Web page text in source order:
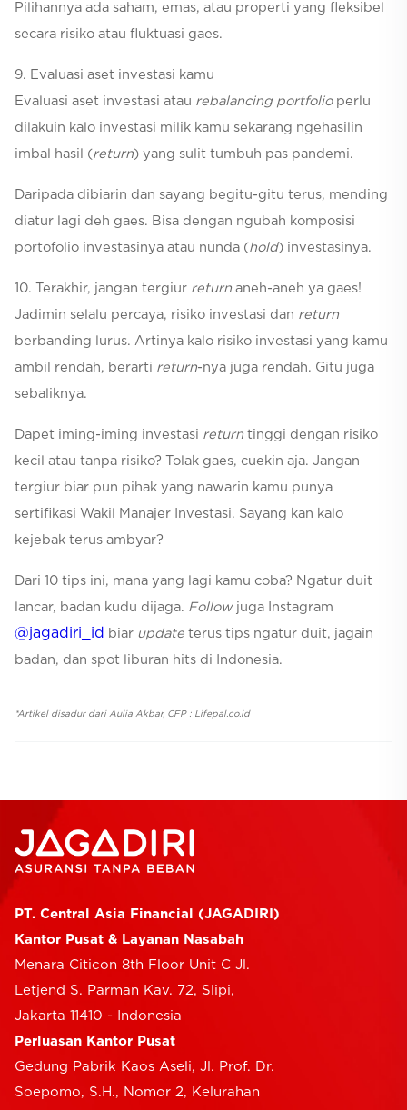
Pilihannya ada saham, emas, atau properti yang fleksibel
secara risiko atau fluktuasi gaes.
9. Evaluasi aset investasi kamu
Evaluasi aset investasi atau rebalancing portfolio perlu
dilakuin kalo investasi milik kamu sekarang ngehasilin
imbal hasil (return) yang sulit tumbuh pas pandemi.
Daripada dibiarin dan sayang begitu-gitu terus, mending
diatur lagi deh gaes. Bisa dengan ngubah komposisi
portofolio investasinya atau nunda (hold) investasinya.
10. Terakhir, jangan tergiur return aneh-aneh ya gaes!
Jadimin selalu percaya, risiko investasi dan return
berbanding lurus. Artinya kalo risiko investasi yang kamu
ambil rendah, berarti return-nya juga rendah. Gitu juga
sebaliknya.
Dapet iming-iming investasi return tinggi dengan risiko
kecil atau tanpa risiko? Tolak gaes, cuekin aja. Jangan
tergiur biar pun pihak yang nawarin kamu punya
sertifikasi Wakil Manajer Investasi. Sayang kan kalo
kejebak terus ambyar?
Dari 10 tips ini, mana yang lagi kamu coba? Ngatur duit
lancar, badan kudu dijaga. Follow juga Instagram
@jagadiri_id biar update terus tips ngatur duit, jagain
badan, dan spot liburan hits di Indonesia.
*Artikel disadur dari Aulia Akbar, CFP : Lifepal.co.id
PT. Central Asia Financial (JAGADIRI)
Kantor Pusat & Layanan Nasabah
Menara Citicon 8th Floor Unit C Jl.
Letjend S. Parman Kav. 72, Slipi,
Jakarta 11410 - Indonesia
Perluasan Kantor Pusat
Gedung Pabrik Kaos Aseli, Jl. Prof. Dr.
Soepomo, S.H., Nomor 2, Kelurahan